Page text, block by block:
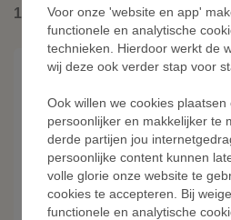
11 uniseks sneakers voor
Voor onze 'website en app'
functionele en analytische
technieken. Hierdoor werkt de
wij deze ook verder stap voor
Ook willen we cookies
persoonlijker en makkelijker te
derde partijen jou
persoonlijke content kunnen
volle glorie onze website te
cookies te accepteren. Bij
functionele en analytische